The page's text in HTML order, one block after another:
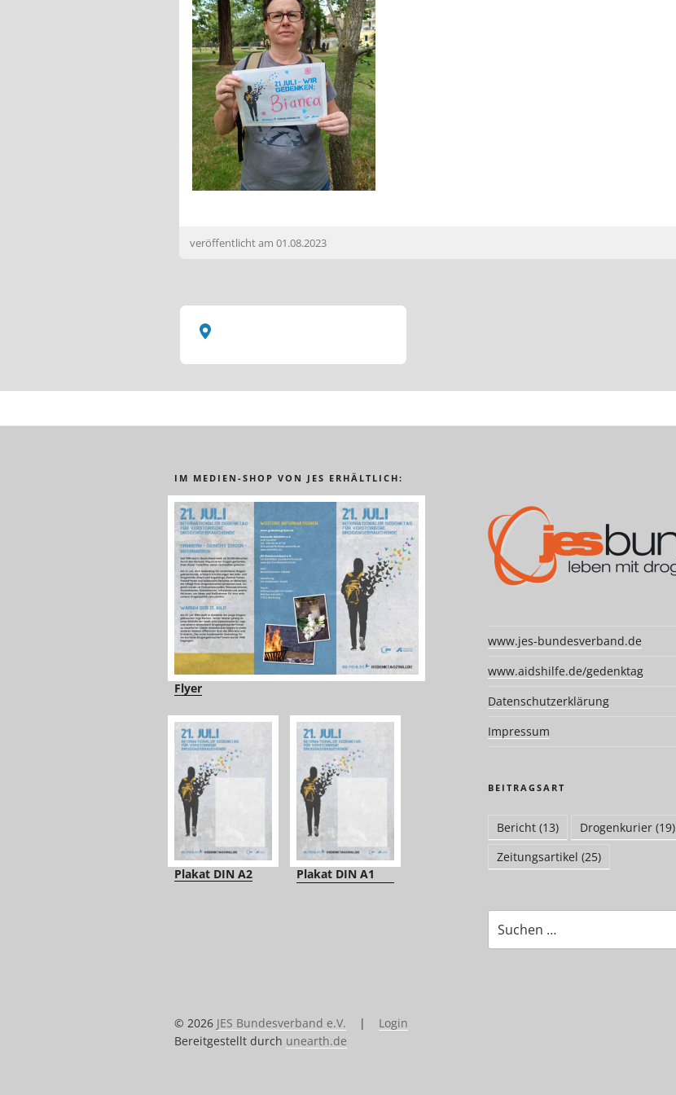
veröffentlicht am 01.08.2023
IM MEDIEN-SHOP VON JES ERHÄLTLICH:
Flyer
Plakat DIN A2 Plakat DIN A1
www.jes-bundesverband.de
www.aidshilfe.de/gedenktag
Datenschutzerklärung
Impressum
BEITRAGSART
Bericht(13) Drogenkurier(19)
Zeitungsartikel (25)
nach:
© 2026 JES Bundesverband e.V. | Login
Bereitgestellt durch unearth.de